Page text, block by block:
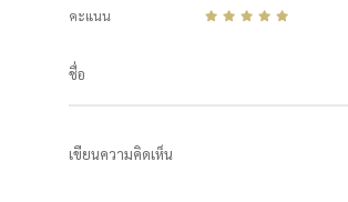
คะแนน
ชื่อ
เขียนความคิดเห็น